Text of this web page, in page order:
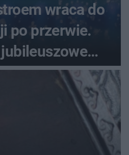
wraca do
po przerwie.
na ME